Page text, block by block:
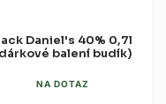
Daniel's 40% 0,7l
balení budík)
NA DOTAZ